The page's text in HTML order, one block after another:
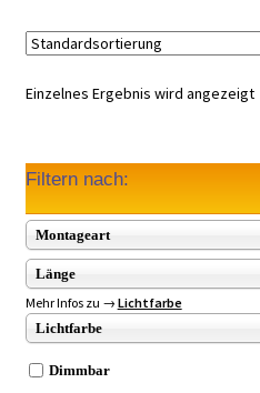
Einzelnes Ergebnis wird angezeigt
Filtern nach:
Montageart
Länge
Mehr Infos zu → Lichtfarbe
Lichtfarbe
Dimmbar